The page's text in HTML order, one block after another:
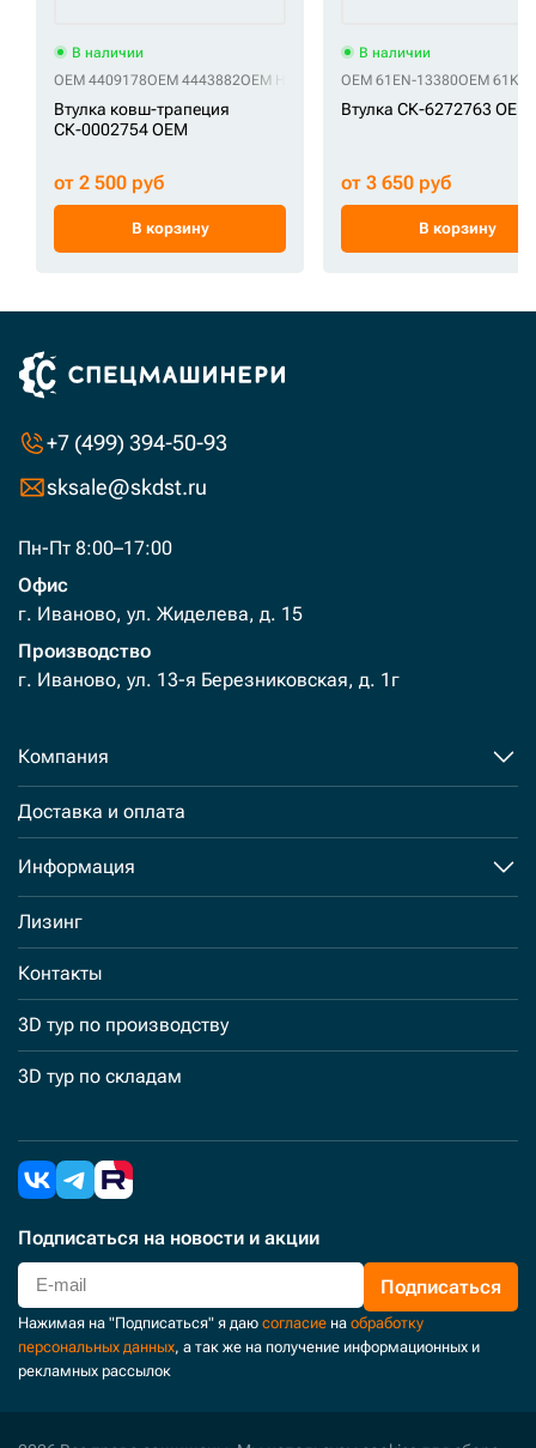
В наличии
OEM 4409178OEM 4443882OEM HT009 OEM JLV0085OEM JLV1811
Втулка ковш-трапеция
СК-0002754 OEM
от 2 500 руб
В корзину
В наличии
OEM 61EN-13380OEM
Втулка СК-6272763 OEM
от 3 650 руб
В корзину
+7 (499) 394-50-93
sksale@skdst.ru
Пн-Пт 8:00–17:00
Офис
г. Иваново, ул. Жиделева, д. 15
Производство
г. Иваново, ул. 13-я Березниковская, д. 1г
Компания
Доставка и оплата
Информация
Лизинг
Контакты
3D тур по производству
3D тур по складам
Подписаться на новости и акции
Подписаться
Нажимая на "Подписаться" я даю согласие на обработку
персональных данных, а так же на получение информационных и
рекламных рассылок